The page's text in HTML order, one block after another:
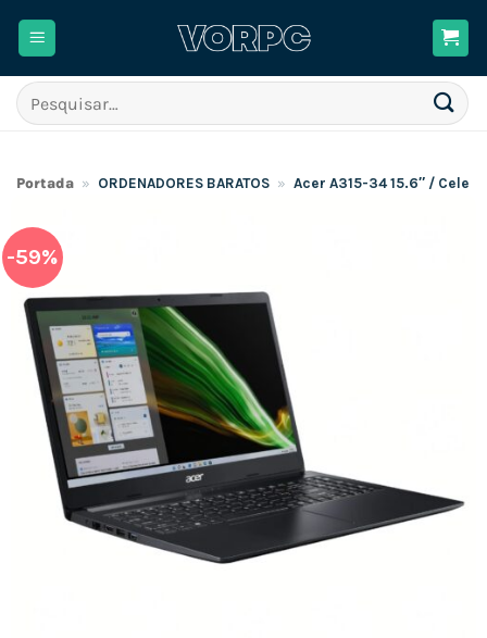
Pesquisar
por:
Portada » ORDENADORES BARATOS » Acer A315-34 15.6″ /
-59%